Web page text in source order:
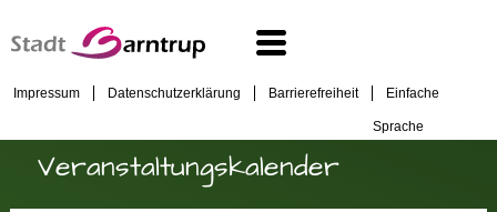
Impressum Datenschutzerklärung Barrierefreiheit Einfache
Sprache
Veranstaltungskalender